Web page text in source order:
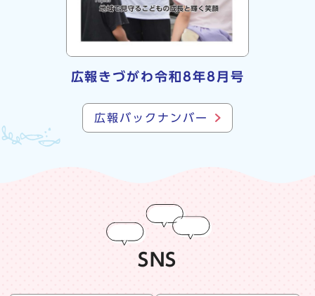
広報きづがわ令和8年8月号
広報バックナンバー
SNS